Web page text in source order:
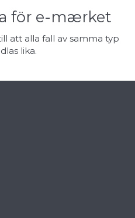
för e-mærket
att alla fall av samma typ
lika.